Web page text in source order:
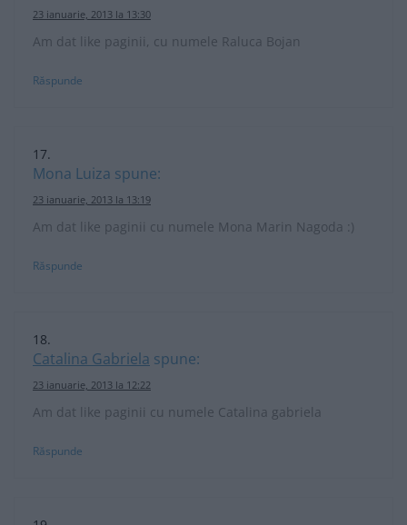
23 ianuarie, 2013 la 13:30
Am dat like paginii, cu numele Raluca Bojan
Răspunde
Mona Luiza spune:
23 ianuarie, 2013 la 13:19
Am dat like paginii cu numele Mona Marin Nagoda :)
Răspunde
Catalina Gabriela spune:
23 ianuarie, 2013 la 12:22
Am dat like paginii cu numele Catalina gabriela
Răspunde